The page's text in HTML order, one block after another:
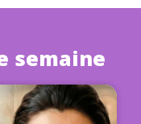
semaine